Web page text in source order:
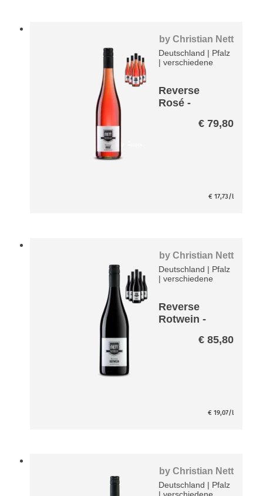
by Christian Nett
Deutschland | Pfalz
|verschiedene
Reverse
Rosé -
ert- Paket
€79,80
€ 17,73/l
by Christian Nett
Deutschland | Pfalz
|verschiedene
Reverse
Rotwein -
ert- Paket
€85,80
€ 19,07/l
by Christian Nett
Deutschland | Pfalz